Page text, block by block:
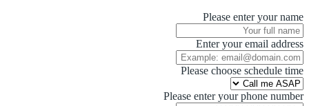
Please enter your name
Enter your email address
Please choose schedule time
Please enter your phone number